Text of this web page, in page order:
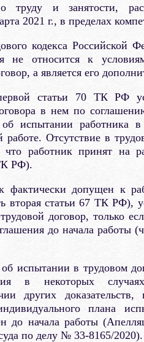
труду и занятости,
2021 г., в пределах
кодекса Российской
не относится к
а является его
статьи 70 ТК РФ
в нем по
об испытании работника
работе. Отсутствие в
что работник принят на
РФ).
фактически допущен к
вторая статьи 67 ТК РФ),
договор, только
до начала работы
испытании в трудовом
в некоторых
других
плана
до начала работы
по делу № 33-8165/2020).